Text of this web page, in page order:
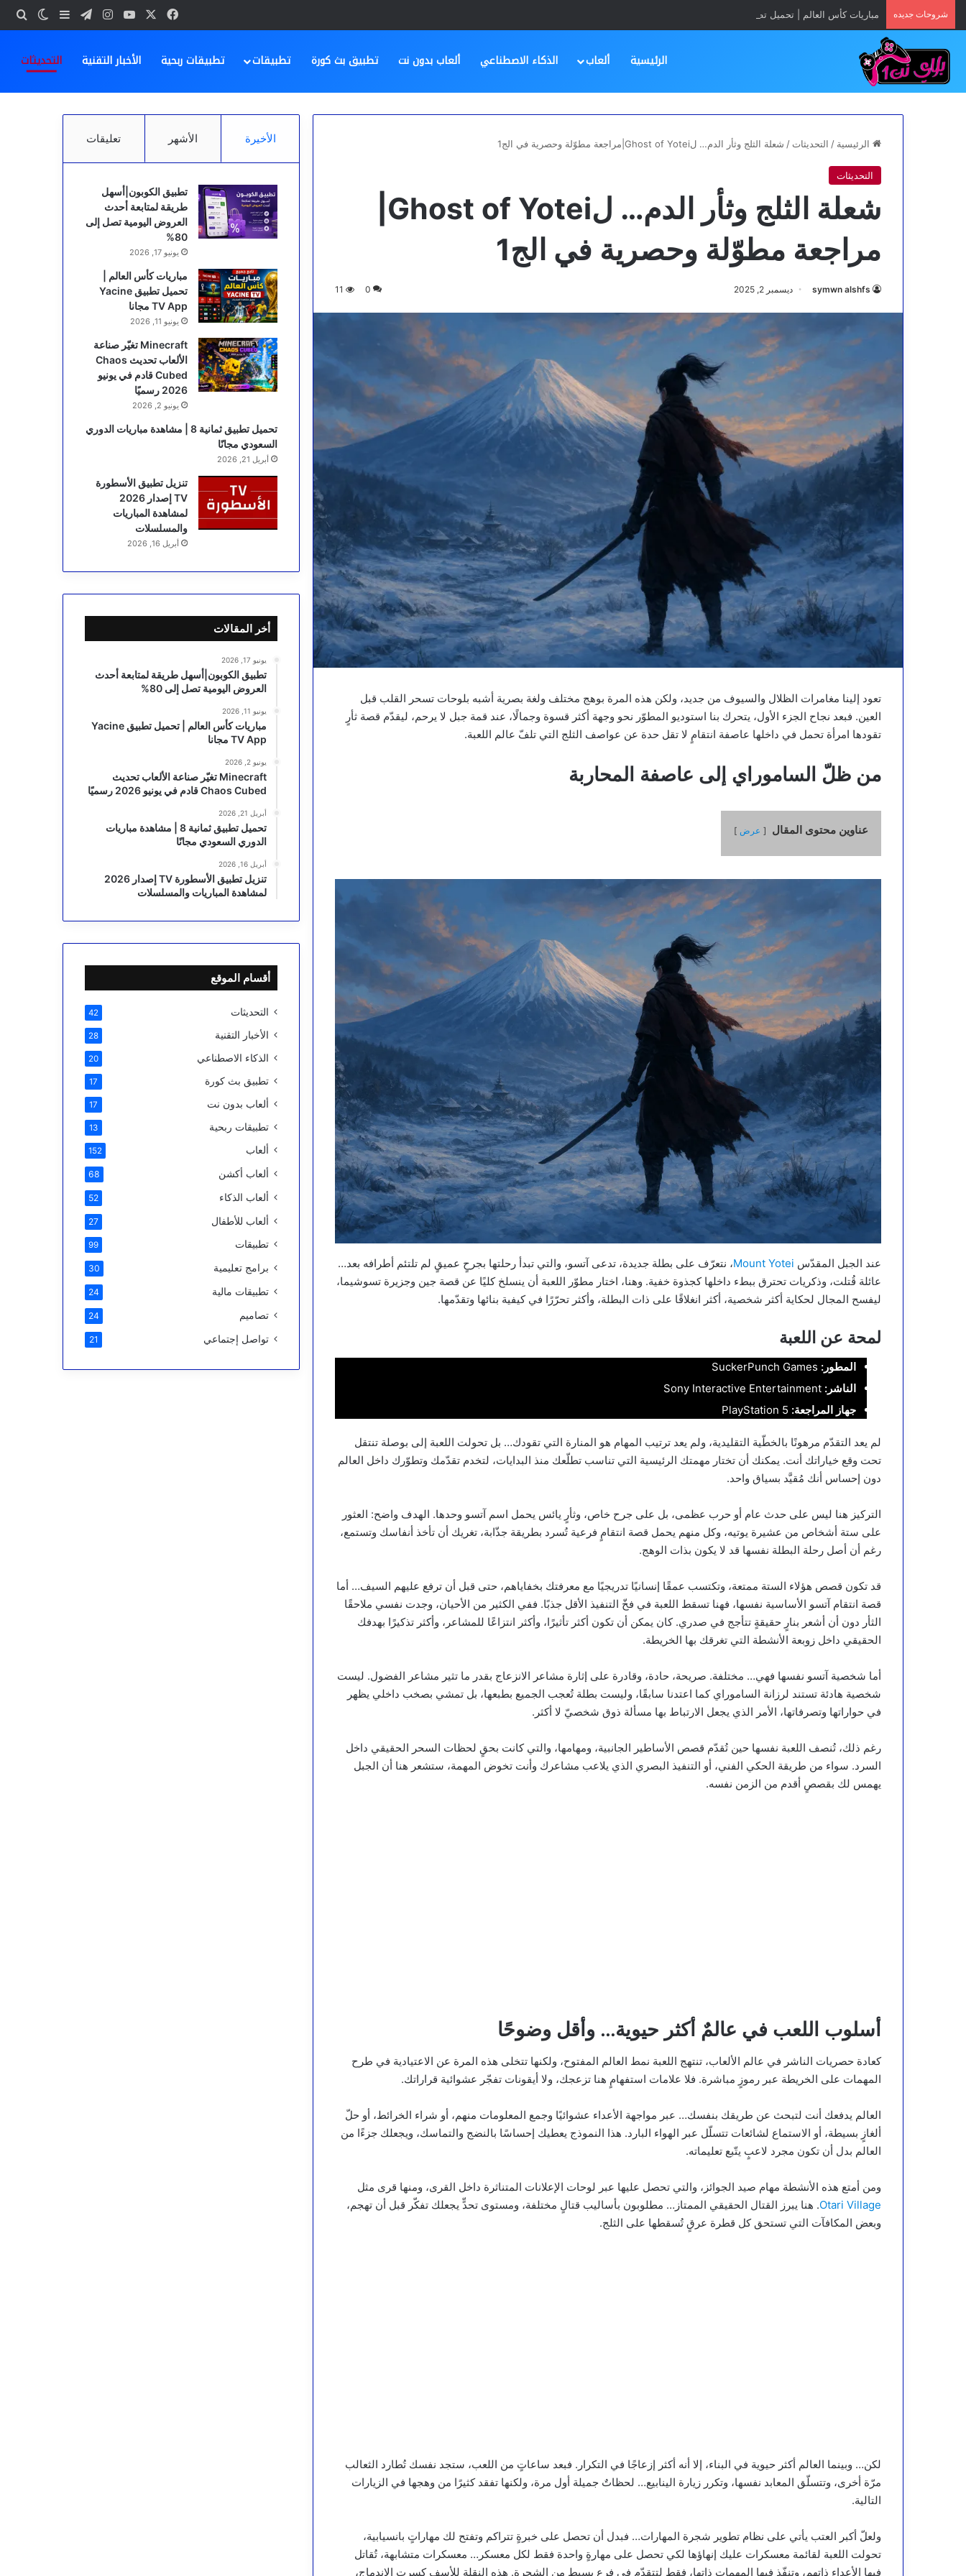
شروحات جديده مباريات كأس العالم | تحميل تطبيق Yacine TV App مجانا فيسبوك ‫YouTube
انستقرام
تيلقرامإضافة عمود
الوضع
الرئيسية ألعاب الذكاء الاصطناعي ألعاب بدون نت تطبيق بث كورة تطبيقات تطبيقات ربحية الأخبار التقنية التحديثات
الرئيسية / التحديثات / شعلة الثلج وثأر الدم… لGhost of Yotei|مراجعة مطوّلة وحصرية في الج1
التحديثات
مراجعة مطوّلة وحصرية في الج1
symwn alshfs ديسمبر 2, 2025 0
11
تعود إلينا مغامرات الظلال والسيوف من جديد، ولكن هذه المرة بوهج مختلف ولغة بصرية أشبه بلوحات تسحر القلب قبل
العين. فبعد نجاح الجزء الأول، يتحرك بنا استوديو المطوّر نحو وجهة أكثر قسوة وجمالًا، عند قمة جبل لا يرحم، ليقدّم قصة ثأرٍ
تقودها امرأة تحمل في داخلها عاصفة انتقامٍ لا تقل حدة عن عواصف الثلج التي تلفّ عالم اللعبة.
من ظلّ الساموراي إلى عاصفة المحاربة
عناوين محتوى المقال عرض
عند الجبل المقدّس Mount Yotei، نتعرّف على بطلة جديدة، تدعى آتسو، والتي تبدأ رحلتها بجرحٍ عميقٍ لم تلتئم أطرافه بعد…
عائلة قُتلت، وذكريات تحترق ببطء داخلها كجذوة خفية. وهنا، اختار مطوّر اللعبة أن ينسلخ كليًا عن قصة جين وجزيرة تسوشيما،
ليفسح المجال لحكاية أكثر شخصية، أكثر انغلاقًا على ذات البطلة، وأكثر تحرّرًا في كيفية بنائها وتقدّمها.
لمحة عن اللعبة
المطور:
الناشر:
جهاز المراجعة:
لم يعد التقدّم مرهونًا بالخطّية التقليدية، ولم يعد ترتيب المهام هو المنارة التي تقودك… بل تحولت اللعبة إلى بوصلة تنتقل
تحت وقع خياراتك أنت. يمكنك أن تختار مهمتك الرئيسية التي تناسب تطلّعك منذ البدايات، لتخدم تقدّمك وتطوّرك داخل العالم
دون إحساس أنك مُقيَّد بسياق واحد.
التركيز هنا ليس على حدث عام أو حرب عظمى، بل على جرح خاص، وثأرٍ يائس يحمل اسم آتسو وحدها. الهدف واضح: العثور
على ستة أشخاص من عشيرة يوتيه، وكل منهم يحمل قصة انتقامٍ فرعية تُسرد بطريقة جذّابة، تغريك أن تأخذ أنفاسك وتستمع،
رغم أن أصل رحلة البطلة نفسها قد لا يكون بذات الوهج.
قد تكون قصص هؤلاء الستة ممتعة، وتكتسب عمقًا إنسانيًا تدريجيًا مع معرفتك بخفاياهم، حتى قبل أن ترفع عليهم السيف… أما
قصة انتقام آتسو الأساسية نفسها، فهنا تسقط اللعبة في فخّ التنفيذ الأقل جذبًا. ففي الكثير من الأحيان، وجدت نفسي ملاحقًا
الثأر دون أن أشعر بنارٍ حقيقةٍ تتأجج في صدري. كان يمكن أن تكون أكثر تأثيرًا، وأكثر انتزاعًا للمشاعر، وأكثر تذكيرًا بهدفك
الحقيقي داخل زوبعة الأنشطة التي تغرقك بها الخريطة.
أما شخصية آتسو نفسها فهي… مختلفة. صريحة، حادة، وقادرة على إثارة مشاعر الانزعاج بقدر ما تثير مشاعر الفضول. ليست
شخصية هادئة تستند لرزانة الساموراي كما اعتدنا سابقًا، وليست بطلة تُعجب الجميع بطبعها، بل تمشي بصخب داخلي يظهر
في حواراتها وتصرفاتها، الأمر الذي يجعل الارتباط بها مسألة ذوق شخصيّ لا أكثر.
رغم ذلك، تُنصف اللعبة نفسها حين تُقدّم قصص الأساطير الجانبية، ومهامها، والتي كانت بحقٍ لحظات السحر الحقيقي داخل
السرد. سواء من طريقة الحكي الفني، أو التنفيذ البصري الذي يلاعب مشاعرك وأنت تخوض المهمة، ستشعر هنا أن الجبل
يهمس لك بقصصٍ أقدم من الزمن نفسه.
أسلوب اللعب في عالمٌ أكثر حيوية… وأقل وضوحًا
كعادة حصريات الناشر في عالم الألعاب، تنتهج اللعبة نمط العالم المفتوح، ولكنها تتخلى هذه المرة عن الاعتيادية في طرح
المهمات على الخريطة عبر رموزٍ مباشرة. فلا علامات استفهامٍ هنا تزعجك، ولا أيقونات تفجّر عشوائية قراراتك.
العالم يدفعك أنت لتبحث عن طريقك بنفسك… عبر مواجهة الأعداء عشوائيًا وجمع المعلومات منهم، أو شراء الخرائط، أو حلّ
ألغازٍ بسيطة، أو الاستماع لشائعات تتسلّل عبر الهواء البارد. هذا النموذج يعطيك إحساسًا بالنضج والتماسك، ويجعلك جزءًا من
العالم بدل أن تكون مجرد لاعبٍ يتّبع تعليماته.
ومن أمتع هذه الأنشطة مهام صيد الجوائز، والتي تحصل عليها عبر لوحات الإعلانات المتناثرة داخل القرى، ومنها قرى مثل
Otari Village. هنا يبرز القتال الحقيقي الممتاز… مطلوبون بأساليب قتالٍ مختلفة، ومستوى تحدٍّ يجعلك تفكّر قبل أن تهجم،
وبعض المكافآت التي تستحق كل قطرة عرقٍ تُسقطها على الثلج.
لكن… وبينما العالم أكثر حيوية في البناء، إلا أنه أكثر إزعاجًا في التكرار. فبعد ساعاتٍ من اللعب، ستجد نفسك تُطارد الثعالب
مرّة أخرى، وتتسلّق المعابد نفسها، وتكرر زيارة الينابيع… لحظاتٌ جميلة أول مرة، ولكنها تفقد كثيرًا من وهجها في الزيارات
التالية.
ولعلّ أكبر العتب يأتي على نظام تطوير شجرة المهارات… فبدل أن تحصل على خبرةٍ تتراكم وتفتح لك مهاراتٍ بانسيابية،
تحولت اللعبة لقائمة معسكرات عليك إنهاؤها لكي تحصل على مهارةٍ واحدة فقط لكل معسكر… معسكرات متشابهة، تُقاتل
فيها الأعداء ذاتهم، وتنفّذ فيها المهمات ذاتها، فقط لتتقدّم في فرعٍ بسيط من الشجرة. هذه النقلة للأسف كسرت الاندماج،
الأخيرة الأشهر تعليقات
تطبيق الكوبون|أسهل
طريقة لمتابعة أحدث
العروض اليومية تصل إلى
80%
يونيو 17, 2026
مباريات كأس العالم |
تحميل تطبيق Yacine
TV App مجانا
يونيو 11, 2026
Minecraft تغيّر صناعة
الألعاب تحديث Chaos
Cubed قادم في يونيو
2026 رسميًا
يونيو 2, 2026
تحميل تطبيق ثمانية 8 | مشاهدة مباريات الدوري
السعودي مجانًا
أبريل 21, 2026
تنزيل تطبيق الأسطورة
TV إصدار 2026
لمشاهدة المباريات
والمسلسلات
أبريل 16, 2026
أخر المقالات
يونيو 17, 2026
تطبيق الكوبون|أسهل طريقة لمتابعة أحدث
العروض اليومية تصل إلى 80%
يونيو 11, 2026
مباريات كأس العالم | تحميل تطبيق Yacine
TV App مجانا
يونيو 2, 2026
Minecraft تغيّر صناعة الألعاب تحديث
Chaos Cubed قادم في يونيو 2026 رسميًا
أبريل 21, 2026
تحميل تطبيق ثمانية 8 | مشاهدة مباريات
الدوري السعودي مجانًا
أبريل 16, 2026
تنزيل تطبيق الأسطورة TV إصدار 2026
لمشاهدة المباريات والمسلسلات
أقسام الموقع
التحديثات 42
الأخبار التقنية 28
الذكاء الاصطناعي 20
تطبيق بث كورة 17
ألعاب بدون نت 17
تطبيقات ربحية 13
ألعاب 152
ألعاب أكشن 68
ألعاب الذكاء 52
ألعاب للأطفال 27
تطبيقات 99
برامج تعليمية 30
تطبيقات مالية 24
تصاميم 24
تواصل إجتماعي 21